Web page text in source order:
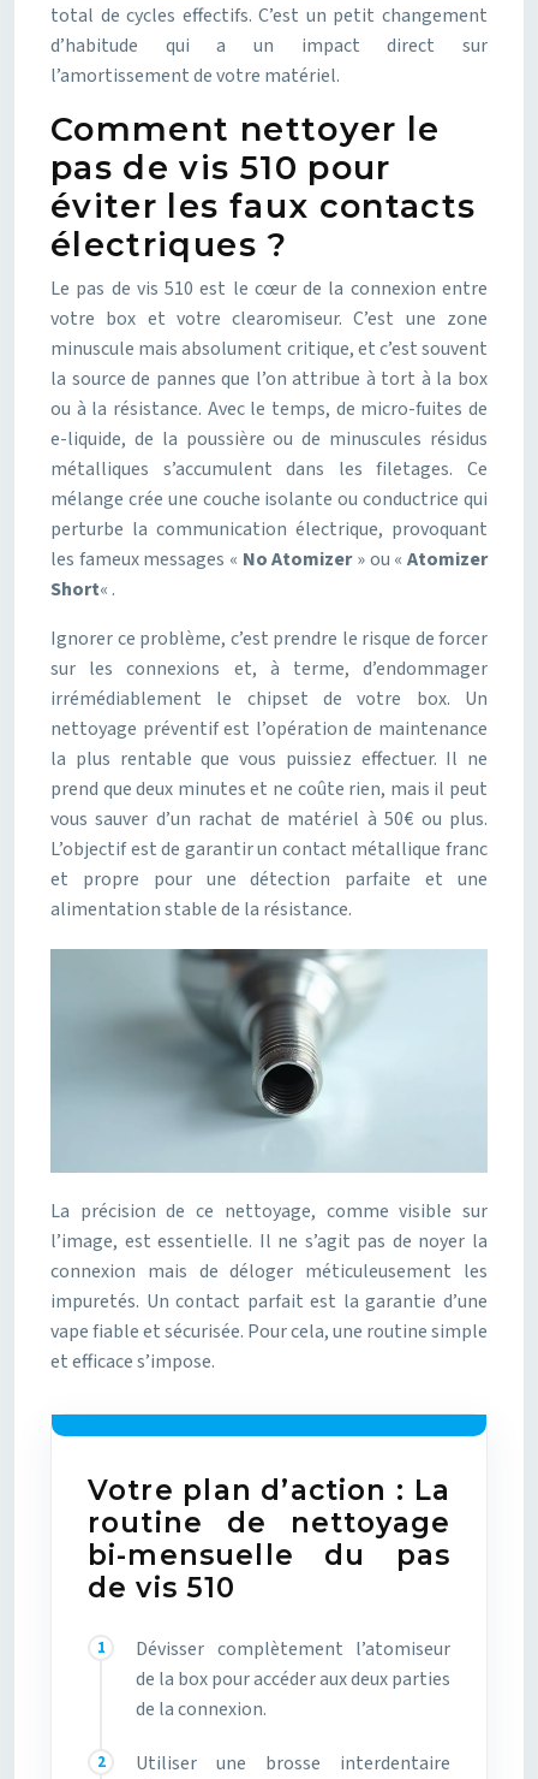
total de cycles effectifs. C’est un petit changement
d’habitude qui a un impact direct sur
l’amortissement de votre matériel.
Comment nettoyer le
pas de vis 510 pour
éviter les faux contacts
électriques ?
Le pas de vis 510 est le cœur de la connexion entre
votre box et votre clearomiseur. C’est une zone
minuscule mais absolument critique, et c’est souvent
la source de pannes que l’on attribue à tort à la box
ou à la résistance. Avec le temps, de micro-fuites de
e-liquide, de la poussière ou de minuscules résidus
métalliques s’accumulent dans les filetages. Ce
mélange crée une couche isolante ou conductrice qui
perturbe la communication électrique, provoquant
les fameux messages « No Atomizer» ou «Atomizer
Short« .
Ignorer ce problème, c’est prendre le risque de forcer
sur les connexions et, à terme, d’endommager
irrémédiablement le chipset de votre box. Un
nettoyage préventif est l’opération de maintenance
la plus rentable que vous puissiez effectuer. Il ne
prend que deux minutes et ne coûte rien, mais il peut
vous sauver d’un rachat de matériel à 50€ ou plus.
L’objectif est de garantir un contact métallique franc
et propre pour une détection parfaite et une
alimentation stable de la résistance.
La précision de ce nettoyage, comme visible sur
l’image, est essentielle. Il ne s’agit pas de noyer la
connexion mais de déloger méticuleusement les
impuretés. Un contact parfait est la garantie d’une
vape fiable et sécurisée. Pour cela, une routine simple
et efficace s’impose.
Votre plan d’action : La
routine de nettoyage
bi-mensuelle du pas
de vis 510
Dévisser complètement l’atomiseur
de la box pour accéder aux deux parties
de la connexion.
Utiliser une brosse interdentaire